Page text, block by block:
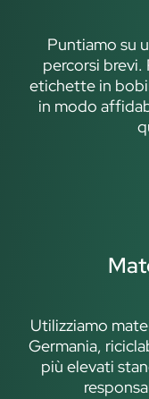
Puntiamo su
percorsi
etichette in
in modo
Utilizziamo
Germania,
più elevati